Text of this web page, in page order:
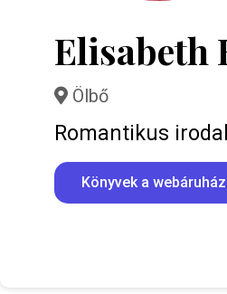
Elisabeth
Ölbő
Romantikus
Könyvek a